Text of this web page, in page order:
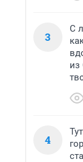
3
С
из
4